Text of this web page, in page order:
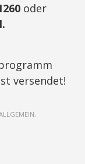
oder
versendet!